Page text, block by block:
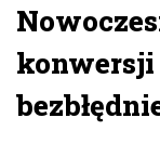
konwersji